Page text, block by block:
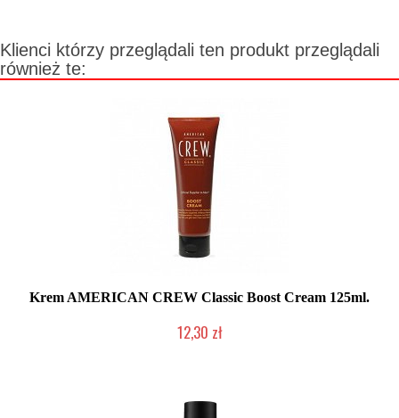
Klienci którzy przeglądali ten produkt przeglądali
również te:
Krem AMERICAN CREW Classic Boost Cream 125ml.
12,30 zł